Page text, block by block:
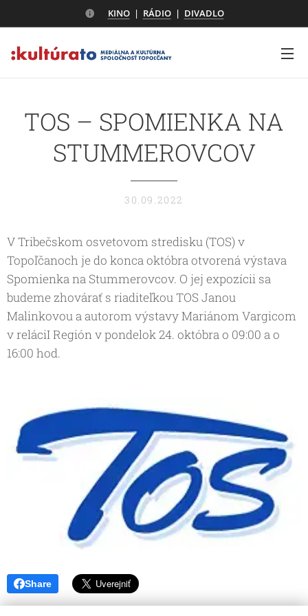
KINO| RÁDIO| DIVADLO
TOS – SPOMIENKA NA
STUMMEROVCOV
30.09.2022
V Tribečskom osvetovom stredisku (TOS) v
Topoľčanoch je do konca októbra otvorená výstava
Spomienka na Stummerovcov. O jej expozícii sa
budeme zhovárať s riaditeľkou TOS Janou
Malinkovou a autorom výstavy Mariánom Vargicom
v reláciI Región v pondelok 24. októbra o 09:00 a o
16:00 hod.
Share